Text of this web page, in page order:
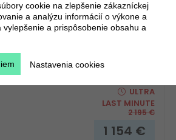
ULTRA
LAST MINUTE
2 195€
1 154 €
cookie na zlepšenie zákazníckej
a analýzu informácií o výkone a
a prispôsobenie obsahu a
Nastavenia cookies